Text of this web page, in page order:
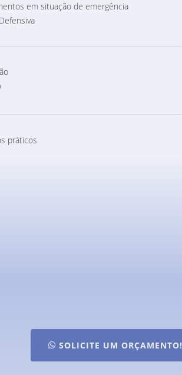
em situação de emergência
práticos
SOLICITE UM ORÇAMENTO!